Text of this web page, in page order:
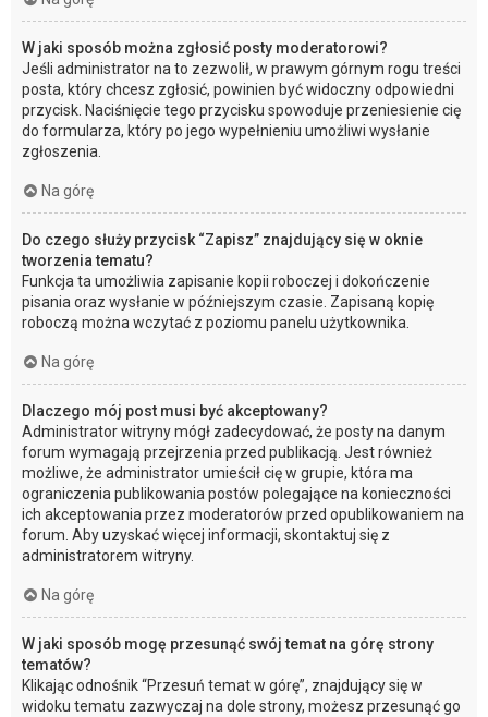
W jaki sposób można zgłosić posty moderatorowi?
Jeśli administrator na to zezwolił, w prawym górnym rogu treści
posta, który chcesz zgłosić, powinien być widoczny odpowiedni
przycisk. Naciśnięcie tego przycisku spowoduje przeniesienie cię
do formularza, który po jego wypełnieniu umożliwi wysłanie
zgłoszenia.
Na górę
Do czego służy przycisk “Zapisz” znajdujący się w oknie
tworzenia tematu?
Funkcja ta umożliwia zapisanie kopii roboczej i dokończenie
pisania oraz wysłanie w późniejszym czasie. Zapisaną kopię
roboczą można wczytać z poziomu panelu użytkownika.
Na górę
Dlaczego mój post musi być akceptowany?
Administrator witryny mógł zadecydować, że posty na danym
forum wymagają przejrzenia przed publikacją. Jest również
możliwe, że administrator umieścił cię w grupie, która ma
ograniczenia publikowania postów polegające na konieczności
ich akceptowania przez moderatorów przed opublikowaniem na
forum. Aby uzyskać więcej informacji, skontaktuj się z
administratorem witryny.
Na górę
W jaki sposób mogę przesunąć swój temat na górę strony
tematów?
Klikając odnośnik “Przesuń temat w górę”, znajdujący się w
widoku tematu zazwyczaj na dole strony, możesz przesunąć go